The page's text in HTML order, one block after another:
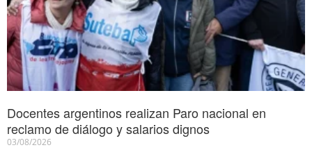
Docentes argentinos realizan Paro nacional en
reclamo de diálogo y salarios dignos
03/08/2026